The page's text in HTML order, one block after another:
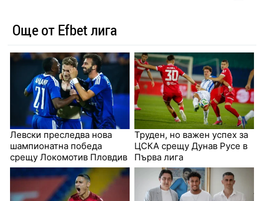
Още от Efbet лига
Левски преследва нова
шампионатна победа
срещу Локомотив Пловдив
Труден, но важен успех за
ЦСКА срещу Дунав Русе в
Първа лига